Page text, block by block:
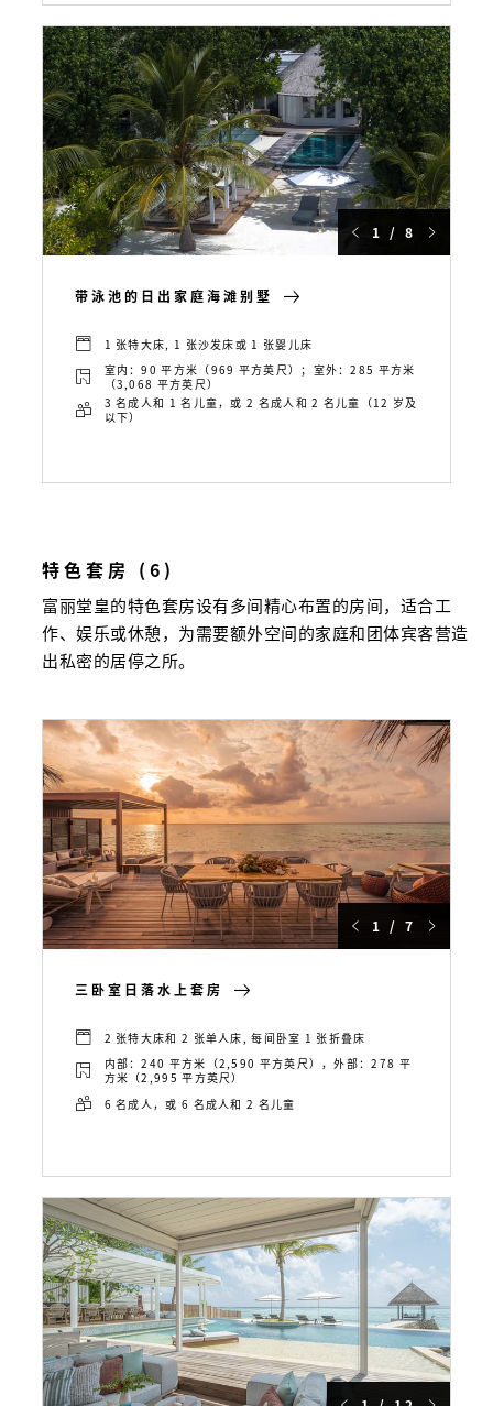
1 / 8
带泳池的日出家庭海滩别墅
1 张特大床, 1 张沙发床或 1 张婴儿床
室内：90 平方米（969 平方英尺）；室外：285 平方米
（3,068 平方英尺）
3 名成人和 1 名儿童，或 2 名成人和 2 名儿童（12 岁及
以下）
特色套房 (6)
富丽堂皇的特色套房设有多间精心布置的房间，适合工
作、娱乐或休憩，为需要额外空间的家庭和团体宾客营造
出私密的居停之所。
1 / 7
三卧室日落水上套房
2 张特大床和 2 张单人床, 每间卧室 1 张折叠床
内部：240 平方米（2,590 平方英尺），外部：278 平
方米（2,995 平方英尺）
6 名成人，或 6 名成人和 2 名儿童